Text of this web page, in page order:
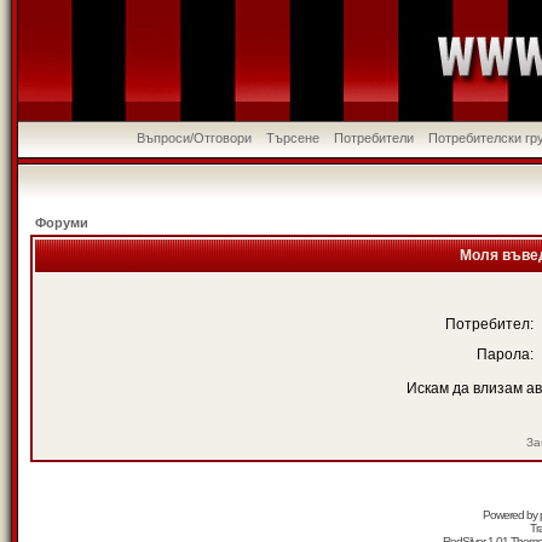
Въпроси/Отговори Търсене Потребители Потребителски
Форуми
Моля
Потребител:
Парола:
Искам да влизам
Powered by